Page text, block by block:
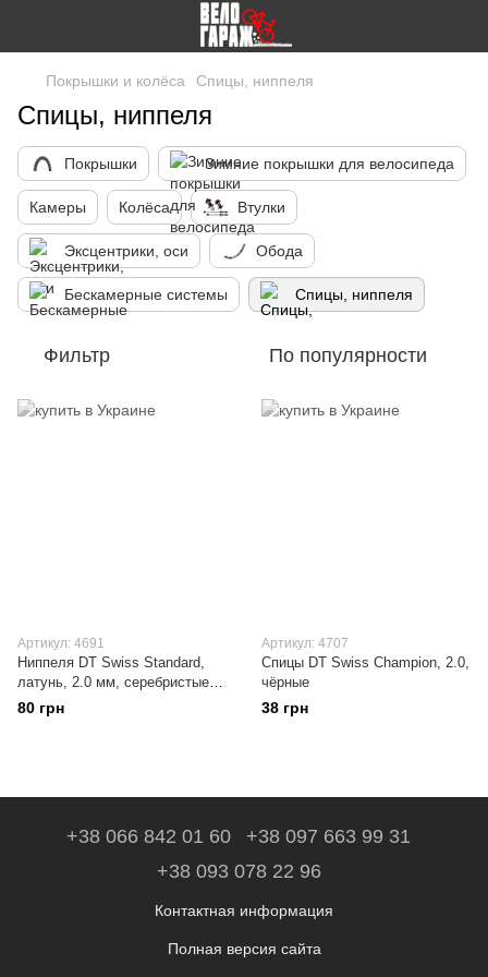
Покрышки и колёса Спицы, ниппеля
Спицы, ниппеля
Покрышки Зимние покрышки для велосипеда
Камеры Колёса Втулки
Эксцентрики, оси Обода
Бескамерные системы Спицы, ниппеля
Фильтр По популярности
Артикул: 4691
Ниппеля DT Swiss Standard,
латунь, 2.0 мм, серебристые,
10 штук
80 грн
Артикул: 4707
Спицы DT Swiss Champion, 2.0,
чёрные
38 грн
+38 066 842 01 60
+38 097 663 99 31
+38 093 078 22 96
Контактная информация
Полная версия сайта